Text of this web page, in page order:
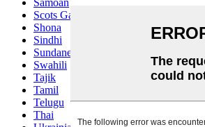
Samoan
Scots Gaelic
Shona
Sindhi
Sundanese
Swahili
Tajik
Tamil
Telugu
Thai